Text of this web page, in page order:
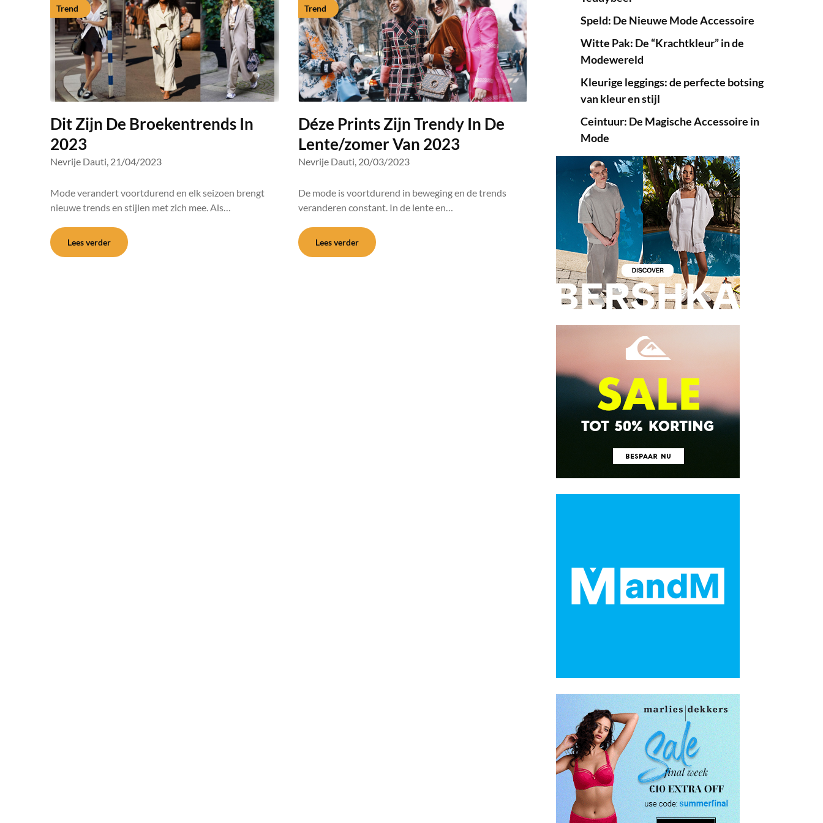
Trend
Dit Zijn De Broekentrends In
2023
Nevrije Dauti, 21/04/2023
Mode verandert voortdurend en elk seizoen brengt
nieuwe trends en stijlen met zich mee. Als…
Lees verder
Trend
Déze Prints Zijn Trendy In De
Lente/zomer Van 2023
Nevrije Dauti, 20/03/2023
De mode is voortdurend in beweging en de trends
veranderen constant. In de lente en…
Lees verder
Speld: De Nieuwe Mode Accessoire
Witte Pak: De “Krachtkleur” in de
Modewereld
Kleurige leggings: de perfecte botsing
van kleur en stijl
Ceintuur: De Magische Accessoire in
Mode